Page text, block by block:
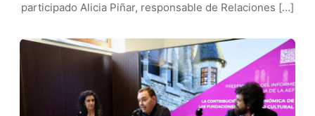
participado Alicia Piñar, responsable de Relaciones […]